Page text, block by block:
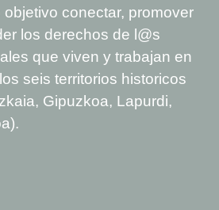
conectar, promover
los derechos de l@s
que viven y trabajan en
seis territorios historicos
Gipuzkoa, Lapurdi,